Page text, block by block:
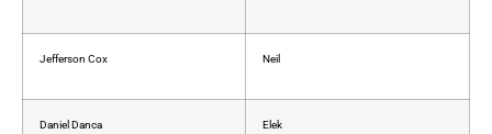
Jefferson Cox Neil
Daniel Danca Elek